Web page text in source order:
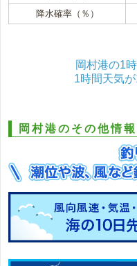
降水確率（％）
岡村港の1
1時間天気
岡村港のその他情